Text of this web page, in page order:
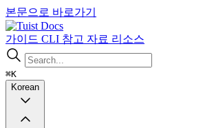
본문으로 바로가기
Docs
가이드 CLI 참고 자료 리소스
⌘K
Korean